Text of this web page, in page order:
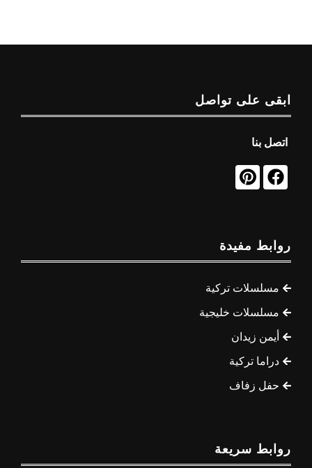
ابقى على تواصل
اتصل بنا
روابط مفيدة
مسلسلات تركية
مسلسلات خليجية
أيمن زيدان
دراما تركية
حفل زفاف
روابط سريعة